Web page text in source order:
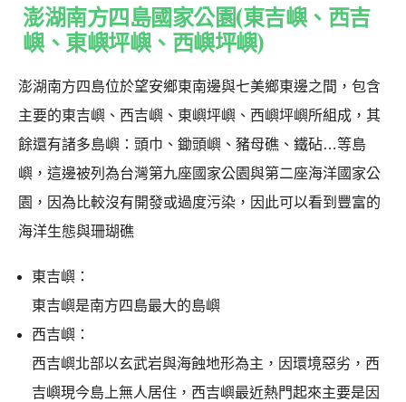
澎湖南方四島國家公園(東吉嶼、西吉
嶼、東嶼坪嶼、西嶼坪嶼)
澎湖南方四島位於望安鄉東南邊與七美鄉東邊之間，包含
主要的東吉嶼、西吉嶼、東嶼坪嶼、西嶼坪嶼所組成，其
餘還有諸多島嶼：頭巾、鋤頭嶼、豬母礁、鐵砧…等島
嶼，這邊被列為台灣第九座國家公園與第二座海洋國家公
園，因為比較沒有開發或過度污染，因此可以看到豐富的
海洋生態與珊瑚礁
東吉嶼：
東吉嶼是南方四島最大的島嶼
西吉嶼：
西吉嶼北部以玄武岩與海蝕地形為主，因環境惡劣，西
吉嶼現今島上無人居住，西吉嶼最近熱門起來主要是因